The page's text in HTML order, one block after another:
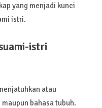
yang menjadi kunci
istri.
istri
atau
bahasa tubuh.